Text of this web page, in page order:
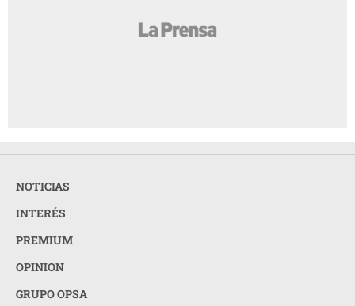
NOTICIAS
INTERÉS
PREMIUM
OPINION
GRUPO OPSA